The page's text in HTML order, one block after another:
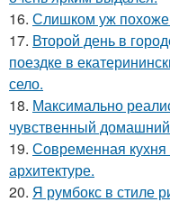
16. Слишком уж
17. Второй день в
поездке в
село.
18. Максимально
чувственный
19. Современная кухня
архитектуре.
20. Я румбокс в стиле